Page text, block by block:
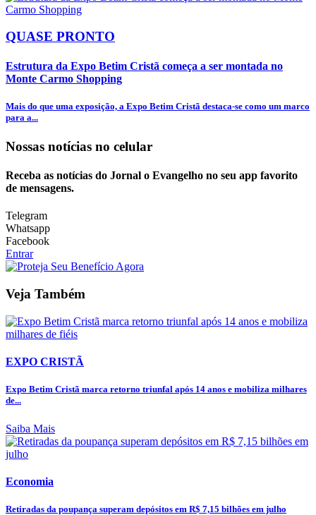
QUASE PRONTO
Estrutura da Expo Betim Cristã começa a ser montada no
Monte Carmo Shopping
Mais do que uma exposição, a Expo Betim Cristã destaca-se como um marco
para a...
Nossas notícias no celular
Receba as notícias do Jornal o Evangelho no seu app favorito
de mensagens.
Telegram
Whatsapp
Facebook
Entrar
Veja Também
EXPO CRISTÃ
Expo Betim Cristã marca retorno triunfal após 14 anos e mobiliza milhares
de...
Saiba Mais
Economia
Retiradas da poupança superam depósitos em R$ 7,15 bilhões em julho